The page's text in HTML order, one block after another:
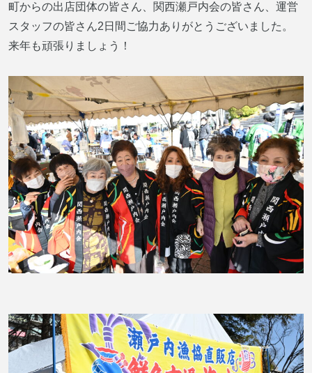
町からの出店団体の皆さん、関西瀬戸内会の皆さん、運営
スタッフの皆さん2日間ご協力ありがとうございました。
来年も頑張りましょう！